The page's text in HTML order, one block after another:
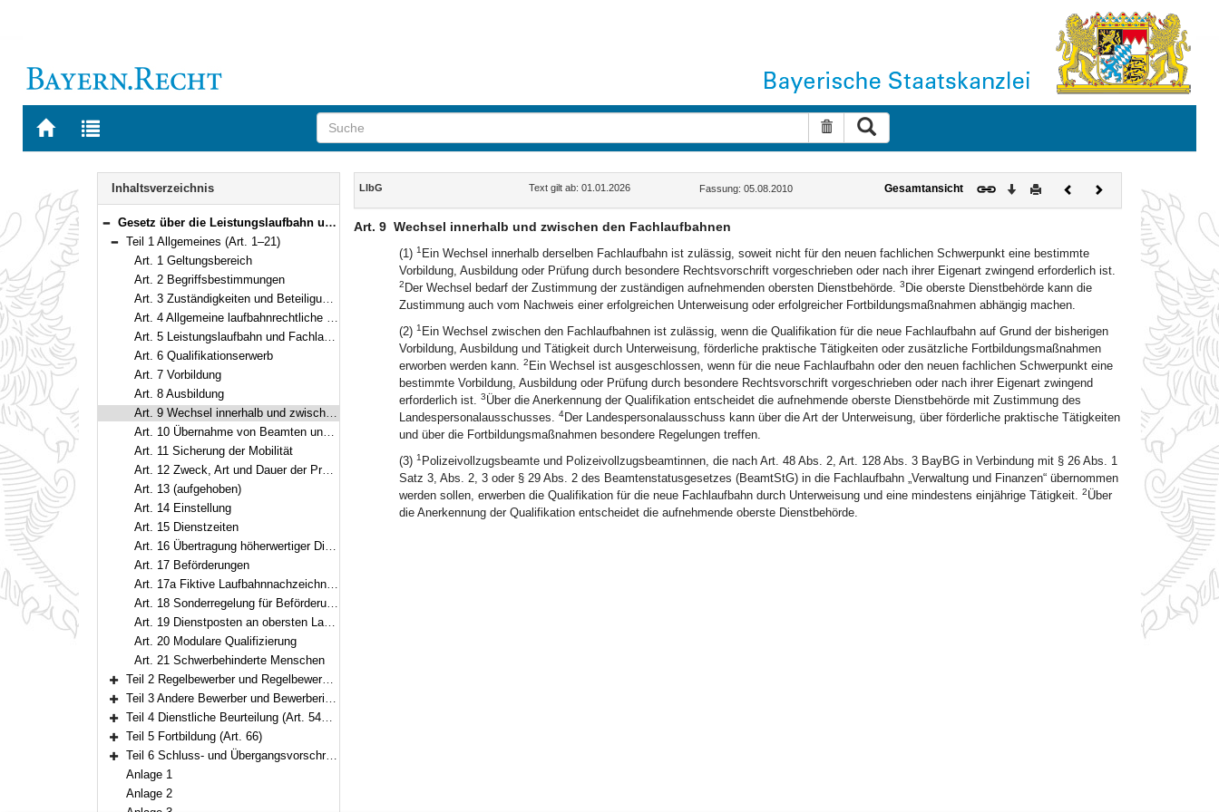
Zur
BAYERN.RECHT
Zur
letzten
Suche zurücksetzen
Navigation
Inhaltsverzeichnis
Bereich reduzieren
Gesetz über die Leistungslaufbahn und die Fachlaufbahnen der bayerischen Beamten und Beamtinnen (Leistungslaufbahngesetz – LlbG) Vom 5. August 2010 (GVBl. S. 410, 571) BayRS 2030-1-4-F (Art. 1–71)
Bereich reduzieren
Teil 1 Allgemeines (Art. 1–21)
Art. 1 Geltungsbereich
Art. 2 Begriffsbestimmungen
Art. 3 Zuständigkeiten und Beteiligungen
Art. 4 Allgemeine laufbahnrechtliche Voraussetzungen für die Berufung in das Beamtenverhältnis
Art. 5 Leistungslaufbahn und Fachlaufbahnen
Art. 6 Qualifikationserwerb
Art. 7 Vorbildung
Art. 8 Ausbildung
Art. 9 Wechsel innerhalb und zwischen den Fachlaufbahnen
Art. 10 Übernahme von Beamten und Beamtinnen und Wiedereinstellung früherer Beamter und Beamtinnen von Dienstherren innerhalb des Geltungsbereichs des Bayerischen Beamtengesetzes
Art. 11 Sicherung der Mobilität
Art. 12 Zweck, Art und Dauer der Probezeit im Sinn des § 4 Abs. 3 Buchst. a BeamtStG
Art. 13 (aufgehoben)
Art. 14 Einstellung
Art. 15 Dienstzeiten
Art. 16 Übertragung höherwertiger Dienstposten
Art. 17 Beförderungen
Art. 17a Fiktive Laufbahnnachzeichnung
Art. 18 Sonderregelung für Beförderungen
Art. 19 Dienstposten an obersten Landesbehörden
Art. 20 Modulare Qualifizierung
Art. 21 Schwerbehinderte Menschen
Bereich erweitern
Teil 2 Regelbewerber und Regelbewerberinnen (Art. 22–51)
Bereich erweitern
Teil 3 Andere Bewerber und Bewerberinnen (Art. 52–53)
Bereich erweitern
Teil 4 Dienstliche Beurteilung (Art. 54–65)
Bereich erweitern
Teil 5 Fortbildung (Art. 66)
Bereich erweitern
Teil 6 Schluss- und Übergangsvorschriften (Art. 67–71)
Anlage 1
Anlage 2
Inhalt
LlbG Text gilt ab: 01.01.2026 Fassung: 05.08.2010 Gesamtansicht Download
DruckenVorherigesNächstes
Dokument
Art. 9 Wechsel innerhalb und zwischen den Fachlaufbahnen
(1) 1 Ein Wechsel innerhalb derselben Fachlaufbahn ist zulässig, soweit nicht für den neuen fachlichen Schwerpunkt eine bestimmte
Vorbildung, Ausbildung oder Prüfung durch besondere Rechtsvorschrift vorgeschrieben oder nach ihrer Eigenart zwingend erforderlich ist.
2 Der Wechsel bedarf der Zustimmung der zuständigen aufnehmenden obersten Dienstbehörde. 3 Die oberste Dienstbehörde kann die
Zustimmung auch vom Nachweis einer erfolgreichen Unterweisung oder erfolgreicher Fortbildungsmaßnahmen abhängig machen.
(2) 1 Ein Wechsel zwischen den Fachlaufbahnen ist zulässig, wenn die Qualifikation für die neue Fachlaufbahn auf Grund der bisherigen
Vorbildung, Ausbildung und Tätigkeit durch Unterweisung, förderliche praktische Tätigkeiten oder zusätzliche Fortbildungsmaßnahmen
erworben werden kann. 2 Ein Wechsel ist ausgeschlossen, wenn für die neue Fachlaufbahn oder den neuen fachlichen Schwerpunkt eine
bestimmte Vorbildung, Ausbildung oder Prüfung durch besondere Rechtsvorschrift vorgeschrieben oder nach ihrer Eigenart zwingend
erforderlich ist. 3Über die Anerkennung der Qualifikation entscheidet die aufnehmende oberste Dienstbehörde mit Zustimmung des
Landespersonalausschusses. 4Der Landespersonalausschuss kann über die Art der Unterweisung, über förderliche praktische Tätigkeiten
und über die Fortbildungsmaßnahmen besondere Regelungen treffen.
(3) 1 Polizeivollzugsbeamte und Polizeivollzugsbeamtinnen, die nach Art. 48 Abs. 2, Art. 128 Abs. 3 BayBG in Verbindung mit § 26 Abs. 1
Satz 3, Abs. 2, 3 oder § 29 Abs. 2 des Beamtenstatusgesetzes (BeamtStG) in die Fachlaufbahn „Verwaltung und Finanzen“ übernommen
werden sollen, erwerben die Qualifikation für die neue Fachlaufbahn durch Unterweisung und eine mindestens einjährige Tätigkeit. 2Über
die Anerkennung der Qualifikation entscheidet die aufnehmende oberste Dienstbehörde.